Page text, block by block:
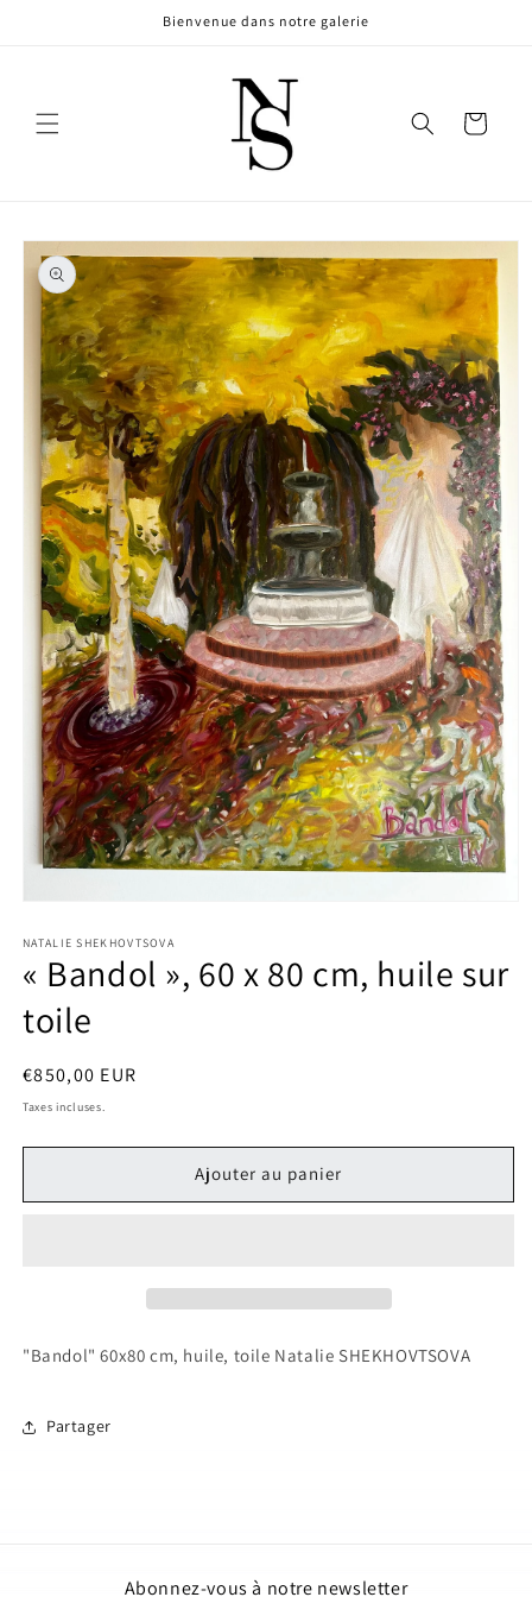
Bienvenue dans notre galerie
Panier
Passer aux
informations
produits
média
dans
fenêtre
modale
NATALIE SHEKHOVTSOVA
« Bandol », 60 x 80 cm, huile sur
toile
Prix
habituel
€850,00 EUR
Taxes incluses.
Ajouter au panier
"Bandol" 60x80 cm, huile, toile Natalie SHEKHOVTSOVA
Partager
Abonnez-vous à notre newsletter